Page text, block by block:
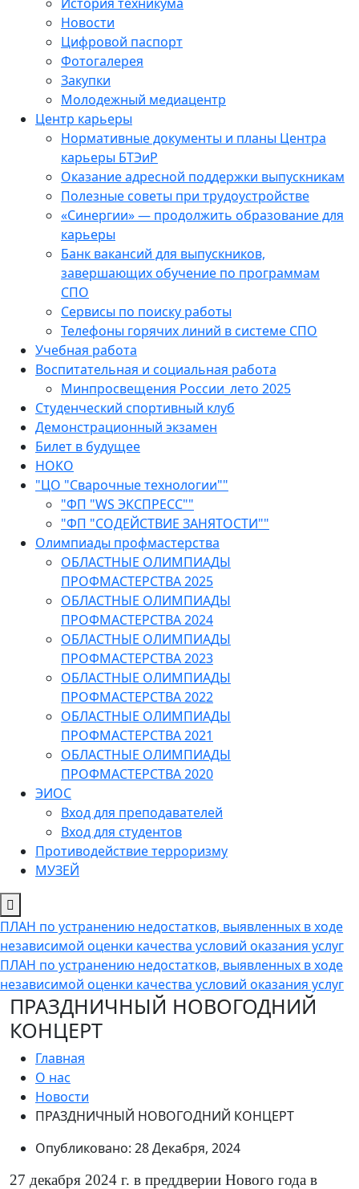
Новости
Цифровой паспорт
Фотогалерея
Закупки
Молодежный медиацентр
Центр карьеры
Нормативные документы и планы Центра
карьеры БТЭиР
Оказание адресной поддержки выпускникам
Полезные советы при трудоустройстве
«Синергии» — продолжить образование для
карьеры
Банк вакансий для выпускников,
завершающих обучение по программам
СПО
Сервисы по поиску работы
Телефоны горячих линий в системе СПО
Учебная работа
Воспитательная и социальная работа
Минпросвещения России_лето 2025
Студенческий спортивный клуб
Демонстрационный экзамен
Билет в будущее
НОКО
"ЦО "Сварочные технологии""
"ФП "WS ЭКСПРЕСС""
"ФП "СОДЕЙСТВИЕ ЗАНЯТОСТИ""
Олимпиады профмастерства
ОБЛАСТНЫЕ ОЛИМПИАДЫ
ПРОФМАСТЕРСТВА 2025
ОБЛАСТНЫЕ ОЛИМПИАДЫ
ПРОФМАСТЕРСТВА 2024
ОБЛАСТНЫЕ ОЛИМПИАДЫ
ПРОФМАСТЕРСТВА 2023
ОБЛАСТНЫЕ ОЛИМПИАДЫ
ПРОФМАСТЕРСТВА 2022
ОБЛАСТНЫЕ ОЛИМПИАДЫ
ПРОФМАСТЕРСТВА 2021
ОБЛАСТНЫЕ ОЛИМПИАДЫ
ПРОФМАСТЕРСТВА 2020
ЭИОС
Вход для преподавателей
Вход для студентов
Противодействие терроризму
МУЗЕЙ
ПЛАН по устранению недостатков, выявленных в ходе
независимой оценки качества условий оказания услуг
ПЛАН по устранению недостатков, выявленных в ходе
независимой оценки качества условий оказания услуг
ПРАЗДНИЧНЫЙ НОВОГОДНИЙ
КОНЦЕРТ
Главная
О нас
Новости
ПРАЗДНИЧНЫЙ НОВОГОДНИЙ КОНЦЕРТ
Опубликовано: 28 Декабря, 2024
27 декабря 2024 г. в преддверии Нового года в